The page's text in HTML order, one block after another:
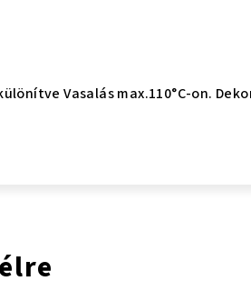
Vasalás max.110°C-on.